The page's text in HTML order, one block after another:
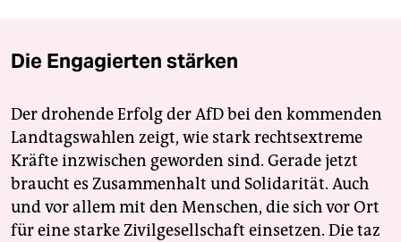
Die Engagierten stärken
Der drohende Erfolg der AfD bei den kommenden
Landtagswahlen zeigt, wie stark rechtsextreme
Kräfte inzwischen geworden sind. Gerade jetzt
braucht es Zusammenhalt und Solidarität. Auch
und vor allem mit den Menschen, die sich vor Ort
für eine starke Zivilgesellschaft einsetzen. Die taz